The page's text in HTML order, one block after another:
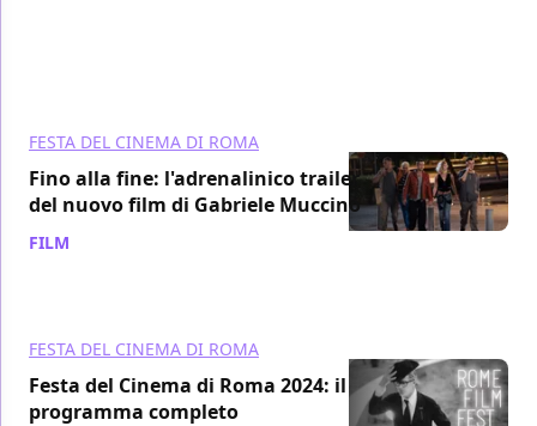
FESTA DEL CINEMA DI ROMA
Fino alla fine: l'adrenalinico trailer
del nuovo film di Gabriele Muccino
FILM
FESTA DEL CINEMA DI ROMA
Festa del Cinema di Roma 2024: il
programma completo